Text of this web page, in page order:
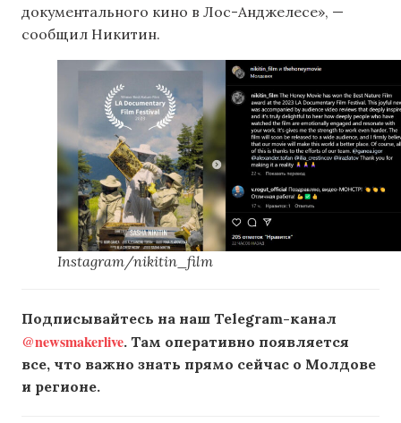
документального кино в Лос-Анджелесе», —
сообщил Никитин.
Instagram/nikitin_film
Подписывайтесь на наш Telegram-канал
@newsmakerlive. Там оперативно появляется
все, что важно знать прямо сейчас о Молдове
и регионе.